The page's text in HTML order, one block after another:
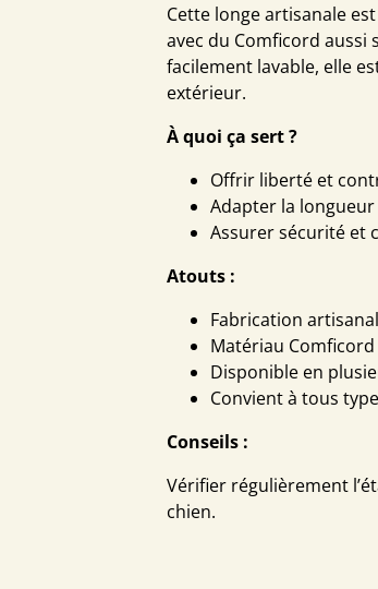
Cette longe artisanale
avec du Comficord aussi
facilement lavable, elle
extérieur.
À quoi ça sert ?
Offrir liberté et
Adapter la longueur
Assurer sécurité et
Atouts :
Fabrication
Matériau
Disponible en
Convient à tous
Conseils :
Vérifier régulièrement
chien.